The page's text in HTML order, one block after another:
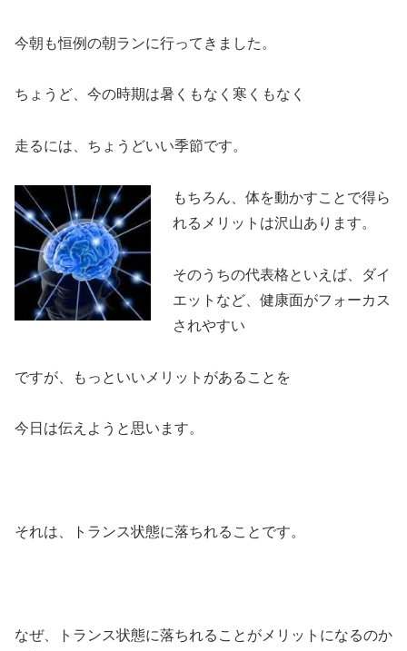
今朝も恒例の朝ランに行ってきました。
ちょうど、今の時期は暑くもなく寒くもなく
走るには、ちょうどいい季節です。
もちろん、体を動かすことで得ら
れるメリットは沢山あります。
そのうちの代表格といえば、ダイ
エットなど、健康面がフォーカス
されやすい
ですが、もっといいメリットがあることを
今日は伝えようと思います。
それは、トランス状態に落ちれることです。
なぜ、トランス状態に落ちれることがメリットになるのか